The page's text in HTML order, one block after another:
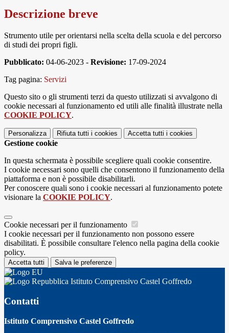
Descrizione breve
Strumento utile per orientarsi nella scelta della scuola e del percorso
di studi dei propri figli.
Pubblicato: 04-06-2023 - Revisione: 17-09-2024
Tag pagina: Servizi
Questo sito o gli strumenti terzi da questo utilizzati si avvalgono di
cookie necessari al funzionamento ed utili alle finalità illustrate nella
COOKIE POLICY.
Personalizza Rifiuta tutti i cookies Accetta tutti i cookies
Gestione cookie
In questa schermata è possibile scegliere quali cookie consentire.
I cookie necessari sono quelli che consentono il funzionamento della
piattaforma e non è possibile disabilitarli.
Per conoscere quali sono i cookie necessari al funzionamento potete
visionare la COOKIE POLICY.
Cookie necessari per il funzionamento
I cookie necessari per il funzionamento non possono essere
disabilitati. È possibile consultare l'elenco nella pagina della cookie
policy.
Accetta tutti Salva le preferenze
Istituto Comprensivo Castel Goffredo
Contatti
Istituto Comprensivo Castel Goffredo